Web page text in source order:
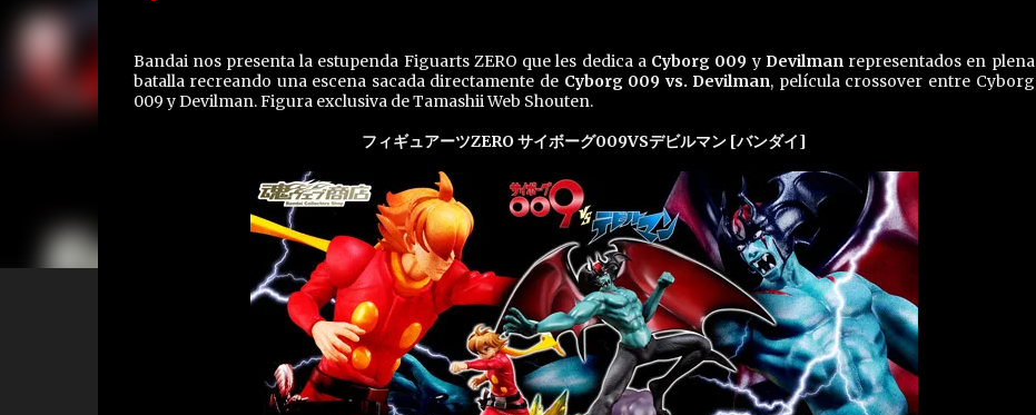
Bandai nos presenta la estupenda Figuarts ZERO que les dedica a Cyborg 009 y Devilmanrepresentados en plena
batalla recreando una escena sacada directamente de Cyborg 009 vs. Devilman, película crossover entre Cyborg
009 y Devilman. Figura exclusiva de Tamashii Web Shouten.
フィギュアーツZERO サイボーグ009VSデビルマン [バンダイ]